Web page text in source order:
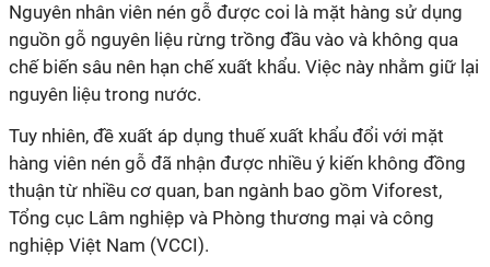
Nguyên nhân viên nén gỗ được coi là mặt hàng sử dụng
nguồn gỗ nguyên liệu rừng trồng đầu vào và không qua
chế biến sâu nên hạn chế xuất khẩu. Việc này nhằm giữ lại
nguyên liệu trong nước.
Tuy nhiên, đề xuất áp dụng thuế xuất khẩu đổi với mặt
hàng viên nén gỗ đã nhận được nhiều ý kiến không đồng
thuận từ nhiều cơ quan, ban ngành bao gồm Viforest,
Tổng cục Lâm nghiệp và Phòng thương mại và công
nghiệp Việt Nam (VCCI).